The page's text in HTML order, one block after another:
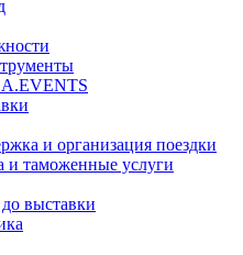
и организация поездки
и таможенные услуги
выставки